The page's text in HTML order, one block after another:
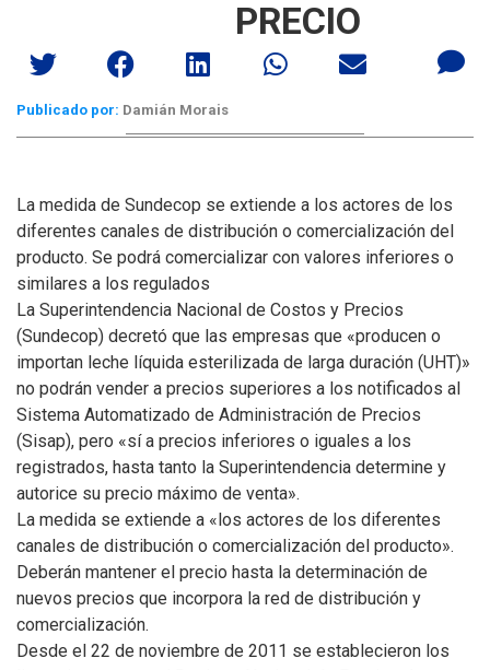
PRECIO
Publicado por: Damián Morais
La medida de Sundecop se extiende a los actores de los
diferentes canales de distribución o comercialización del
producto. Se podrá comercializar con valores inferiores o
similares a los regulados
La Superintendencia Nacional de Costos y Precios
(Sundecop) decretó que las empresas que «producen o
importan leche líquida esterilizada de larga duración (UHT)»
no podrán vender a precios superiores a los notificados al
Sistema Automatizado de Administración de Precios
(Sisap), pero «sí a precios inferiores o iguales a los
registrados, hasta tanto la Superintendencia determine y
autorice su precio máximo de venta».
La medida se extiende a «los actores de los diferentes
canales de distribución o comercialización del producto».
Deberán mantener el precio hasta la determinación de
nuevos precios que incorpora la red de distribución y
comercialización.
Desde el 22 de noviembre de 2011 se establecieron los